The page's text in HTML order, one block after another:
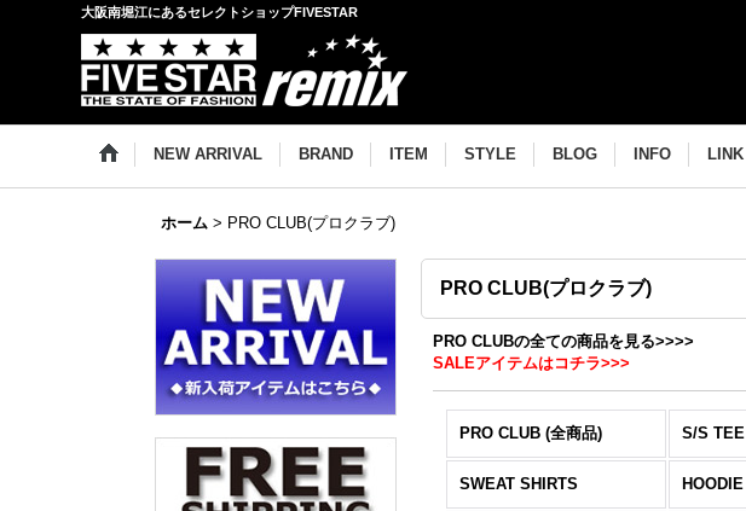
大阪南堀江にあるセレクトショップFIVESTAR
NEW ARRIVAL BRAND ITEM STYLE BLOG INFO LINK
ホーム > PRO CLUB(プロクラブ)
PRO CLUB(プロクラブ)
PRO CLUBの全ての商品を見る>>>>
SALEアイテムはコチラ>>>
PRO CLUB (全商品) S/S TEE
SWEAT SHIRTS HOODIE